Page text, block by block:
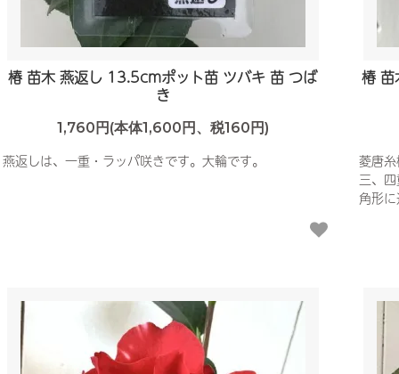
椿 苗木 燕返し 13.5cmポット苗 ツバキ 苗 つば
き
1,760円(本体1,600円、税160円)
燕返しは、一重・ラッパ咲きです。大輪です。
椿
菱唐
三、
角形に